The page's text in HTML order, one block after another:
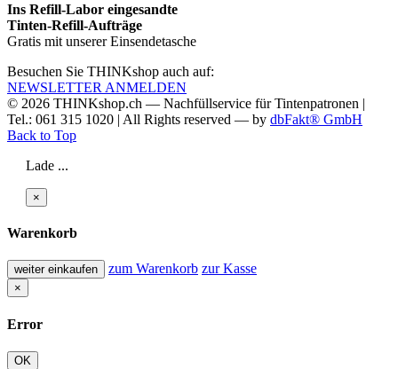
Ins Refill-Labor eingesandte
Tinten-Refill-Aufträge
Gratis mit unserer Einsendetasche
Besuchen Sie THINKshop auch auf:
NEWSLETTER ANMELDEN
© 2026 THINKshop.ch — Nachfüllservice fürTintenpatronen |
Tel.: 061 315 1020 | All Rights reserved — by dbFakt® GmbH
Back to Top
Lade ...
×
Warenkorb
weiter einkaufen zum Warenkorb zur Kasse
×
Error
OK